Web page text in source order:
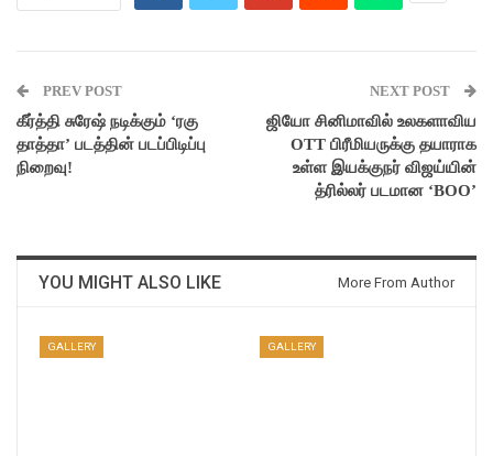
PREV POST
கீர்த்தி சுரேஷ் நடிக்கும் ‘ரகு
தாத்தா’ படத்தின் படப்பிடிப்பு
நிறைவு!
NEXT POST
ஜியோ சினிமாவில் உலகளாவிய
OTT பிரீமியருக்கு தயாராக
உள்ள இயக்குநர் விஜய்யின்
த்ரில்லர் படமான ‘BOO’
YOU MIGHT ALSO LIKE More From Author
GALLERY GALLERY